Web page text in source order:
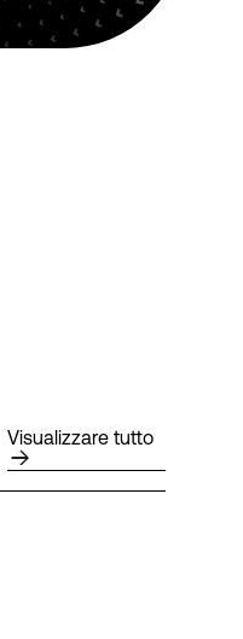
Visualizzare tutto